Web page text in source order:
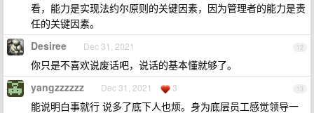
看，能力是实现法约尔原则的关键因素，因为管理者的能力是责
任的关键因素。
12
Desiree Dec 31, 2021
你只是不喜欢说废话吧，说话的基本懂就够了。
13
yangzzzzzz Dec 31, 2021 3
能说明白事就行 说多了底下人也烦。身为底层员工感觉领导一